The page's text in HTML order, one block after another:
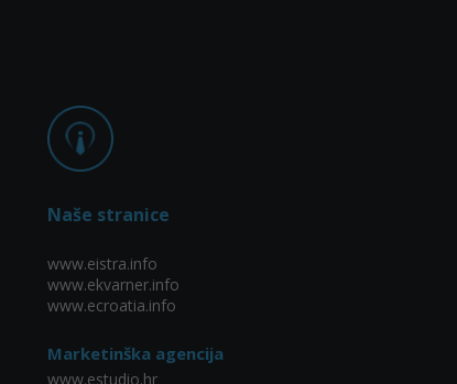
Naše stranice
www.eistra.info
www.ekvarner.info
www.ecroatia.info
Marketinška agencija
www.estudio.hr